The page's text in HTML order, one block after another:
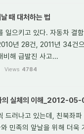
때 대처하는 법
일으키고 있다. 자동차 결
년 28건, 2011년 34건
비해 급발진 사고...
Views 4784
의 실체의 이해_2012-
드러나고 있는데, 친북좌
민족의 앞날을 위해 더욱